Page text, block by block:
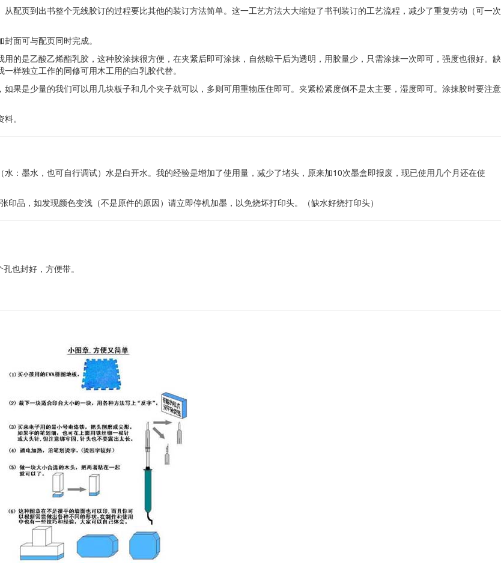
配页到出书整个无线胶订的过程要比其他的装订方法简单。这一工艺方法大大缩短了书刊装订的工艺流程，减少了重复劳动（可一次
可与配页同时完成。
的是乙酸乙烯酯乳胶，这种胶涂抹很方便，在夹紧后即可涂抹，自然晾干后为透明，用胶量少，只需涂抹一次即可，强度也很好。缺
样独立工作的同修可用木工用的白乳胶代替。
果是少量的我们可以用几块板子和几个夹子就可以，多则可用重物压住即可。夹紧松紧度倒不是太主要，湿度即可。涂抹胶时要注意
。
：墨水，也可自行调试）水是白开水。我的经验是增加了使用量，减少了堵头，原来加10次墨盒即报废，现已使用几个月还在使
品，如发现颜色变浅（不是原件的原因）请立即停机加墨，以免烧坏打印头。（缺水好烧打印头）
也封好，方便带。